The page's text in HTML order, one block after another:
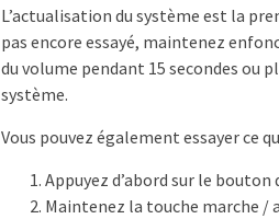
L’actualisation du système est la
pas encore essayé, maintenez
du volume pendant 15 secondes ou
système.
Vous pouvez également essayer ce
Appuyez d’abord sur le
Maintenez la touche marche